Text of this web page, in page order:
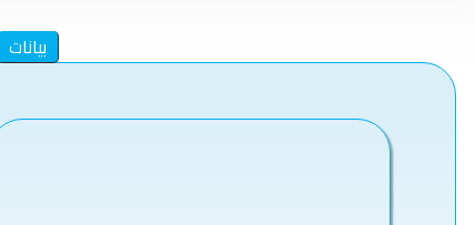
بيانات